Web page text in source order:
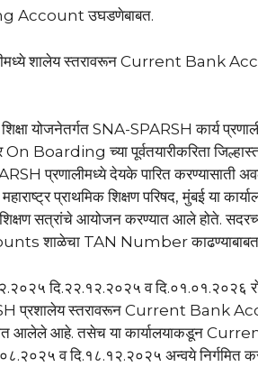
Account उघडणेबाबत.
शालेय स्तरावरून Current Bank
योजनेतर्गत SNA-SPARSH कार्य
Boarding च्या पूर्वतयारीकरिता
प्रणालीमध्ये देयके पारित करण्यासाती
महाराष्ट्र प्राथमिक शिक्षण परिषद, मुंबई या
सत्रांचे आयोजन करण्यात आले होते.
शाळेचा TAN Number काढण्याबाबत
दि.२२.१२.२०२५ व दि.०१.०१.२०२६
प्रशालेय स्तरावरून Current Bank
आलेले आहे. तसेच या कार्यालयाकडून
व दि.१८.१२.२०२५ अन्वये निर्गमित